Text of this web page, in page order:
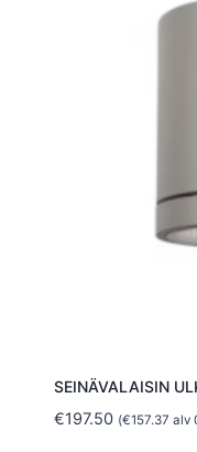
SEINÄVALAISIN
€197.50 (€157.37 alv